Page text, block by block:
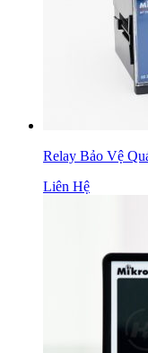
Relay Bảo Vệ
Liên Hệ